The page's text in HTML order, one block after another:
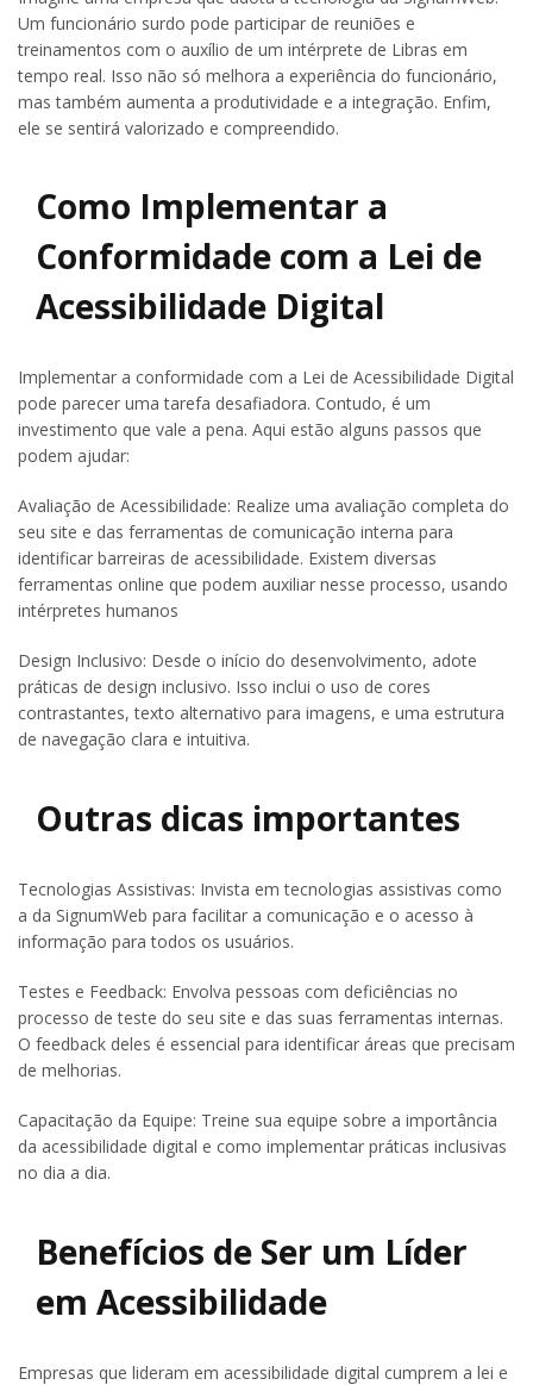
Um funcionário surdo pode participar de reuniões e
treinamentos com o auxílio de um intérprete de Libras em
tempo real. Isso não só melhora a experiência do funcionário,
mas também aumenta a produtividade e a integração. Enfim,
ele se sentirá valorizado e compreendido.
Como Implementar a
Conformidade com a Lei de
Acessibilidade Digital
Implementar a conformidade com a Lei de Acessibilidade Digital
pode parecer uma tarefa desafiadora. Contudo, é um
investimento que vale a pena. Aqui estão alguns passos que
podem ajudar:
Avaliação de Acessibilidade: Realize uma avaliação completa do
seu site e das ferramentas de comunicação interna para
identificar barreiras de acessibilidade. Existem diversas
ferramentas online que podem auxiliar nesse processo, usando
intérpretes humanos
Design Inclusivo: Desde o início do desenvolvimento, adote
práticas de design inclusivo. Isso inclui o uso de cores
contrastantes, texto alternativo para imagens, e uma estrutura
de navegação clara e intuitiva.
Outras dicas importantes
Tecnologias Assistivas: Invista em tecnologias assistivas como
a da SignumWeb para facilitar a comunicação e o acesso à
informação para todos os usuários.
Testes e Feedback: Envolva pessoas com deficiências no
processo de teste do seu site e das suas ferramentas internas.
O feedback deles é essencial para identificar áreas que precisam
de melhorias.
Capacitação da Equipe: Treine sua equipe sobre a importância
da acessibilidade digital e como implementar práticas inclusivas
no dia a dia.
Benefícios de Ser um Líder
em Acessibilidade
Empresas que lideram em acessibilidade digital cumprem a lei e